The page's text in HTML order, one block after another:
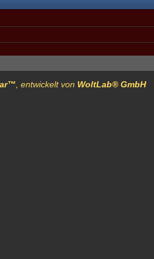
, entwickelt von WoltLab® GmbH